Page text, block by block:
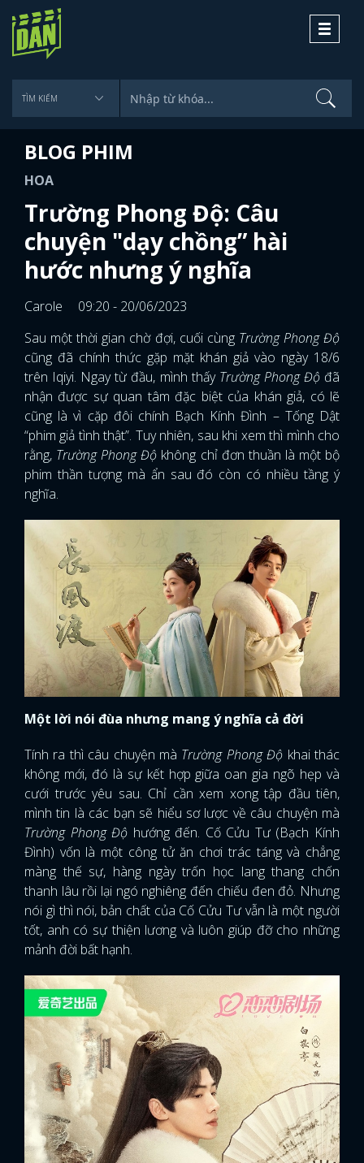
Toggle
BLOG PHIM
HOA
Trường Phong Độ: Câu
chuyện "dạy chồng” hài
hước nhưng ý nghĩa
Carole
09:20 - 20/06/2023
Sau một thời gian chờ đợi, cuối cùng Trường Phong Độ
cũng đã chính thức gặp mặt khán giả vào ngày 18/6
trên Iqiyi. Ngay từ đầu, mình thấy Trường Phong Độđã
nhận được sự quan tâm đặc biệt của khán giả, có lẽ
cũng là vì cặp đôi chính Bạch Kính Đình – Tống Dật
“phim giả tình thật”. Tuy nhiên, sau khi xem thì mình cho
rằng, Trường Phong Độ không chỉ đơn thuần là một bộ
phim thần tượng mà ẩn sau đó còn có nhiều tầng ý
nghĩa.
Một lời nói đùa nhưng mang ý nghĩa cả đời
Tính ra thì câu chuyện mà Trường Phong Độ khai thác
không mới, đó là sự kết hợp giữa oan gia ngõ hẹp và
cưới trước yêu sau. Chỉ cần xem xong tập đầu tiên,
mình tin là các bạn sẽ hiểu sơ lược về câu chuyện mà
Trường Phong Độ hướng đến. Cố Cửu Tư (Bạch Kính
Đình) vốn là một công tử ăn chơi trác táng và chẳng
màng thế sự, hàng ngày trốn học lang thang chốn
thanh lâu rồi lại ngó nghiêng đến chiếu đen đỏ. Nhưng
nói gì thì nói, bản chất của Cố Cửu Tư vẫn là một người
tốt, anh có sự thiện lương và luôn giúp đỡ cho những
mảnh đời bất hạnh.